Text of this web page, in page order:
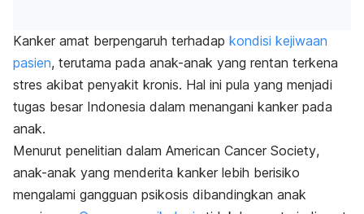
Kanker amat berpengaruh terhadap kondisi kejiwaan
pasien, terutama pada anak-anak yang rentan terkena
stres akibat penyakit kronis. Hal ini pula yang menjadi
tugas besar Indonesia dalam menangani kanker pada
anak.
Menurut penelitian dalam American Cancer Society,
anak-anak yang menderita kanker lebih berisiko
mengalami gangguan psikosis dibandingkan anak